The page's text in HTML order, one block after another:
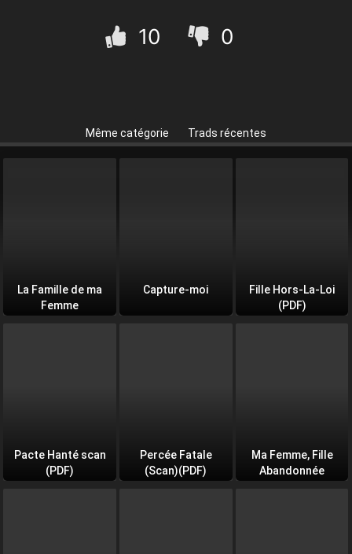
10 0
Même catégorie Trads récentes
La Famille de ma
Femme
Capture-moi
Fille Hors-La-Loi
(PDF)
Pacte Hanté scan
(PDF)
Percée Fatale
(Scan)(PDF)
Ma Femme, Fille
Abandonnée